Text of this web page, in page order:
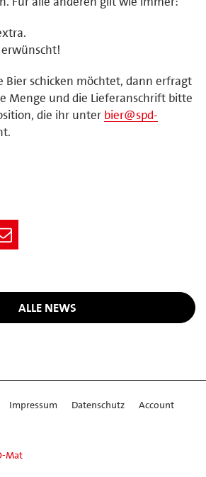
Bier schicken möchtet, dann erfragt
Menge und die Lieferanschrift bitte
die ihr unter bier@spd-
ALLE NEWS
Impressum Datenschutz
Account
Mat